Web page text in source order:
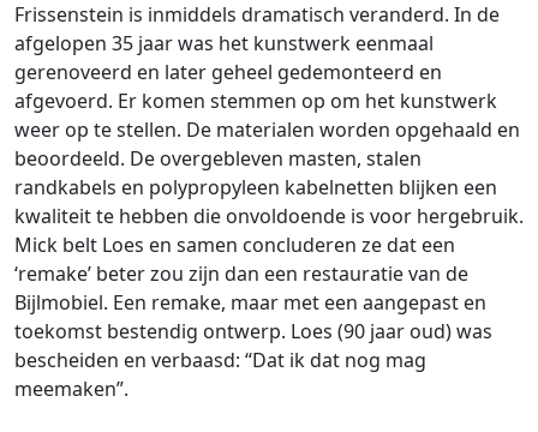
Frissenstein is inmiddels dramatisch veranderd. In de
afgelopen 35 jaar was het kunstwerk eenmaal
gerenoveerd en later geheel gedemonteerd en
afgevoerd. Er komen stemmen op om het kunstwerk
weer op te stellen. De materialen worden opgehaald en
beoordeeld. De overgebleven masten, stalen
randkabels en polypropyleen kabelnetten blijken een
kwaliteit te hebben die onvoldoende is voor hergebruik.
Mick belt Loes en samen concluderen ze dat een
‘remake’ beter zou zijn dan een restauratie van de
Bijlmobiel. Een remake, maar met een aangepast en
toekomst bestendig ontwerp. Loes (90 jaar oud) was
bescheiden en verbaasd: “Dat ik dat nog mag
meemaken”.